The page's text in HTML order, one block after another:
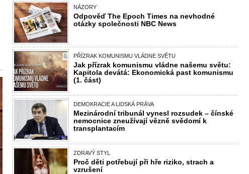
NÁZORY
Odpověď The Epoch Times na nevhodné
otázky společnosti NBC News
PŘÍZRAK KOMUNISMU VLÁDNE SVĚTU
Jak přízrak komunismu vládne našemu světu:
Kapitola devátá: Ekonomická past komunismu
(1. část)
DEMOKRACIE A LIDSKÁ PRÁVA
Mezinárodní tribunál vynesl rozsudek – čínské
nemocnice zneužívají vězně svědomí k
transplantacím
ZDRAVÝ STYL
Proč děti potřebují při hře riziko, strach a
vzrušení